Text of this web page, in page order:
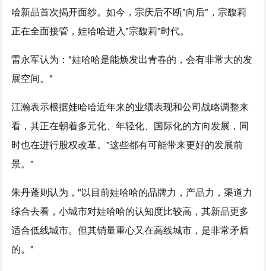
哈新品首次揭开面纱。如今，宗庆后不断"向后"，宗馥莉
正在全面接管，娃哈哈进入"宗馥莉"时代。
雷永军认为："娃哈哈是能焕发出青春的，会有非常大的发
展空间。"
江瀚表示根据娃哈哈近年来的业绩表现和公司战略调整来
看，其正在朝着多元化、年轻化、国际化的方向发展，同
时也在进行股权改革。"这些都有可能带来更好的发展前
景。"
朱丹蓬则认为，"以目前娃哈哈的品牌力，产品力，渠道力
综合去看，小城市对娃哈哈的认知度比较高，其新品更多
适合低线城市。但其销量重心又在高线城市，是非常矛盾
的。"